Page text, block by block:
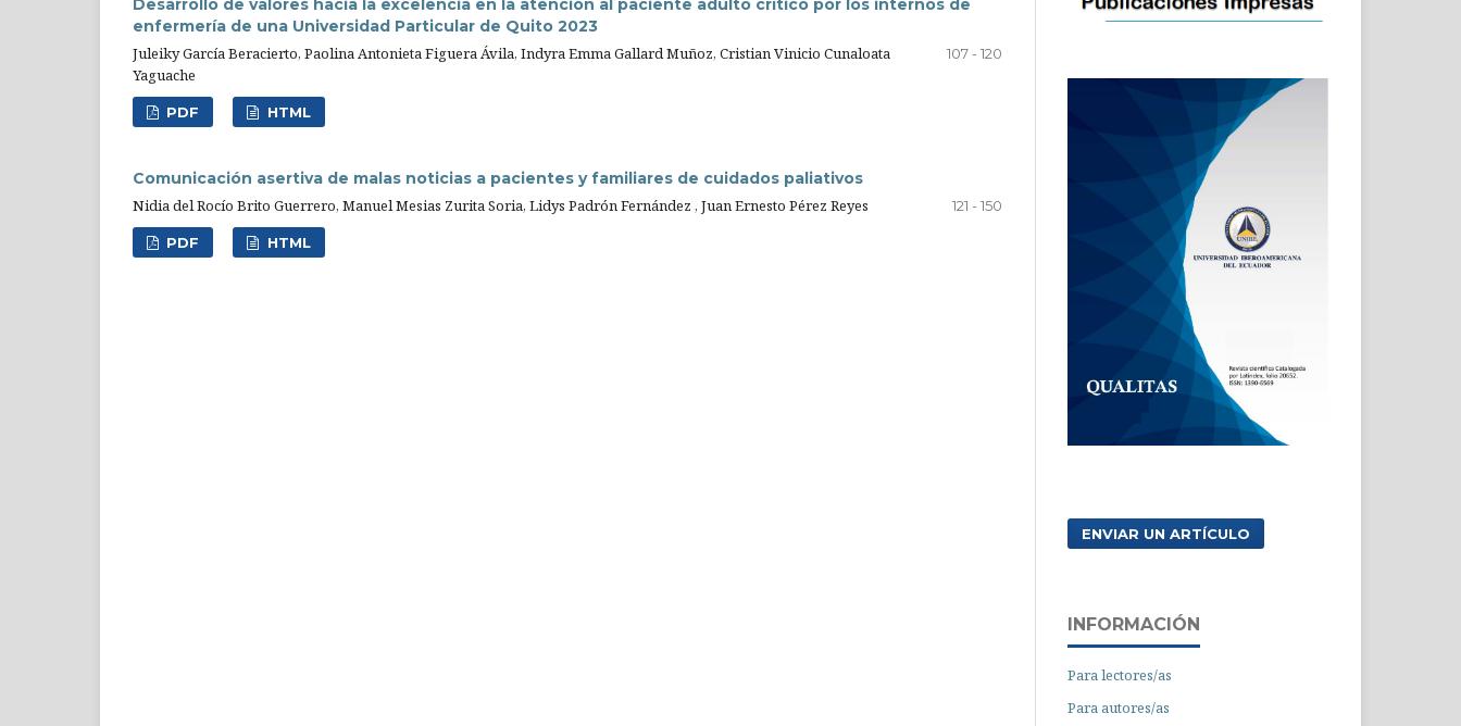
Desarrollo de valores hacia la excelencia en la atención al paciente adulto crítico por los internos de
enfermería de una Universidad Particular de Quito 2023
Juleiky García Beracierto, Paolina Antonieta Figuera Ávila, Indyra Emma Gallard Muñoz, Cristian Vinicio Cunaloata
Yaguache
107 - 120
PDF HTML
Comunicación asertiva de malas noticias a pacientes y familiares de cuidados paliativos
Nidia del Rocío Brito Guerrero, Manuel Mesias Zurita Soria, Lidys Padrón Fernández , Juan Ernesto Pérez Reyes
121 - 150
PDF HTML
ENVIAR UN ARTÍCULO
INFORMACIÓN
Para lectores/as
Para autores/as